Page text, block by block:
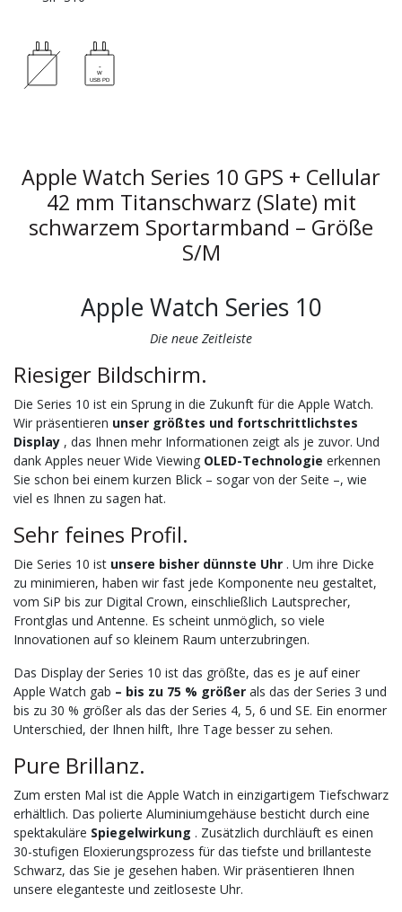
Apple Watch Series 10 GPS + Cellular
42 mm Titanschwarz (Slate) mit
schwarzem Sportarmband – Größe
S/M
Apple Watch Series 10
Die neue Zeitleiste
Riesiger Bildschirm.
Die Series 10 ist ein Sprung in die Zukunft für die Apple Watch.
Wir präsentieren unser größtes und fortschrittlichstes
Display , das Ihnen mehr Informationen zeigt als je zuvor. Und
dank Apples neuer Wide Viewing OLED-Technologie erkennen
Sie schon bei einem kurzen Blick – sogar von der Seite –, wie
viel es Ihnen zu sagen hat.
Sehr feines Profil.
Die Series 10 ist unsere bisher dünnste Uhr . Um ihre Dicke
zu minimieren, haben wir fast jede Komponente neu gestaltet,
vom SiP bis zur Digital Crown, einschließlich Lautsprecher,
Frontglas und Antenne. Es scheint unmöglich, so viele
Innovationen auf so kleinem Raum unterzubringen.
Das Display der Series 10 ist das größte, das es je auf einer
Apple Watch gab – bis zu 75 % größer als das der Series 3 und
bis zu 30 % größer als das der Series 4, 5, 6 und SE. Ein enormer
Unterschied, der Ihnen hilft, Ihre Tage besser zu sehen.
Pure Brillanz.
Zum ersten Mal ist die Apple Watch in einzigartigem Tiefschwarz
erhältlich. Das polierte Aluminiumgehäuse besticht durch eine
spektakuläre Spiegelwirkung . Zusätzlich durchläuft es einen
30-stufigen Eloxierungsprozess für das tiefste und brillanteste
Schwarz, das Sie je gesehen haben. Wir präsentieren Ihnen
unsere eleganteste und zeitloseste Uhr.